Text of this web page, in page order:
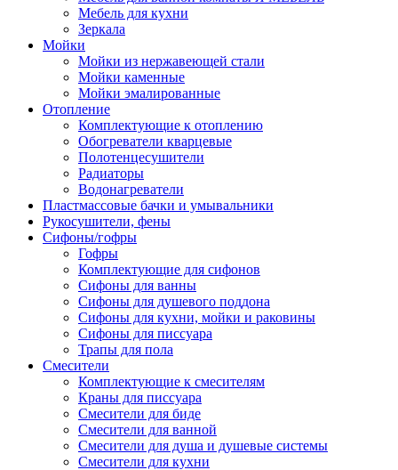
Мебель для кухни
Зеркала
Мойки
Мойки из нержавеющей стали
Мойки каменные
Мойки эмалированные
Отопление
Комплектующие к отоплению
Обогреватели кварцевые
Полотенцесушители
Радиаторы
Водонагреватели
Пластмассовые бачки и умывальники
Рукосушители, фены
Сифоны/гофры
Гофры
Комплектующие для сифонов
Сифоны для ванны
Сифоны для душевого поддона
Сифоны для кухни, мойки и раковины
Сифоны для писсуара
Трапы для пола
Смесители
Комплектующие к смесителям
Краны для писсуара
Смесители для биде
Смесители для ванной
Смесители для душа и душевые системы
Смесители для кухни